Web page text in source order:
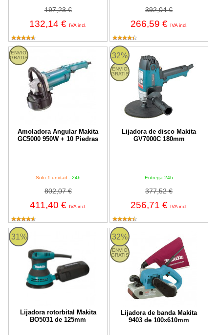
197,23 €
132,14 € IVA incl.
392,04 €
266,59 € IVA incl.
ENVIO
GRATIS
Amoladora Angular Makita
GC5000 950W + 10 Piedras
Solo 1 unidad - 24h
802,07 €
411,40 € IVA incl.
Amoladora Angular Makita GC5000 950W + 10 Piedras
32%
ENVIO
GRATIS
Lijadora de disco Makita
GV7000C 180mm
Entrega 24h
377,52 €
256,71 € IVA incl.
Lijadora de disco Makita
31%
Lijadora rotorbital Makita
BO5031 de 125mm
Lijadora rotorbital Makita BO5031 de 125mm
32%
ENVIO
GRATIS
Lijadora de banda Makita
9403 de 100x610mm
Lijadora de banda Makita 9403